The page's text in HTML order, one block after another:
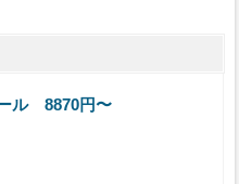
ル 8870円〜